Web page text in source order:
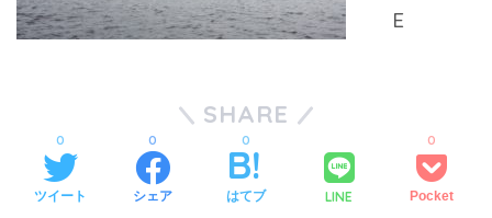
SHARE
ツイート
0
シェア
0
はてブ
0
LINE Pocket
0